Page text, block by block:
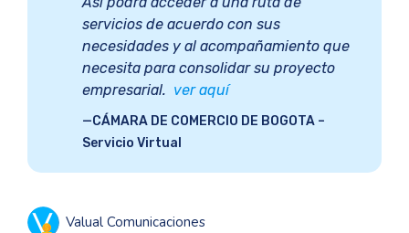
servicios de acuerdo con sus
necesidades y al acompañamiento que
necesita para consolidar su proyecto
empresarial. ver aquí
CÁMARA DE COMERCIO DE BOGOTA –
Servicio Virtual
Valual Comunicaciones